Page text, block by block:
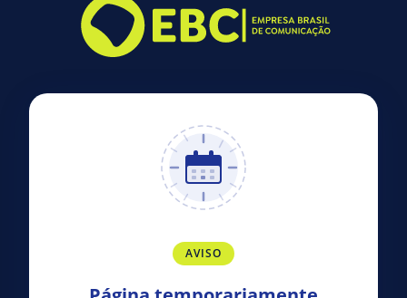
AVISO